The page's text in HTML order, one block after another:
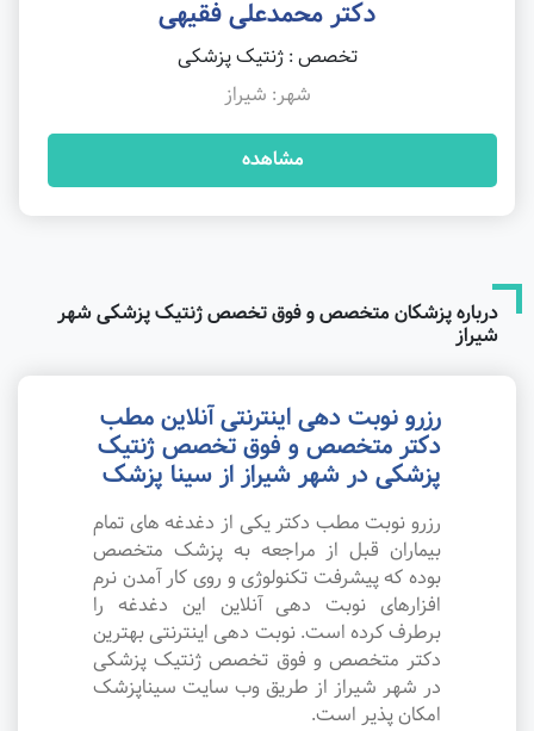
دکتر محمدعلی فقیهی
تخصص : ژنتیک پزشکی
شهر: شیراز
مشاهده
درباره پزشکان متخصص و فوق تخصص ژنتیک پزشکی شهر
شیراز
رزرو نوبت دهی اینترنتی آنلاین مطب
دکتر متخصص و فوق تخصص ژنتیک
پزشکی در شهر شیراز از سینا پزشک
رزرو نوبت مطب دکتر یکی از دغدغه های تمام
بیماران قبل از مراجعه به پزشک متخصص
بوده که پیشرفت تکنولوژی و روی کار آمدن نرم
افزارهای نوبت دهی آنلاین این دغدغه را
برطرف کرده است. نوبت دهی اینترنتی بهترین
دکتر متخصص و فوق تخصص ژنتیک پزشکی
در شهر شیراز از طریق وب سایت سیناپزشک
امکان پذیر است.